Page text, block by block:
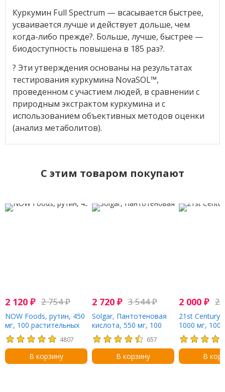
Куркумин Full Spectrum — всасывается быстрее,
усваивается лучше и действует дольше, чем
когда-либо прежде?. Больше, лучше, быстрее —
биодоступность повышена в 185 раз?.
? Эти утверждения основаны на результатах
тестирования куркумина NovaSOL™,
проведенном с участием людей, в сравнении с
природным экстрактом куркумина и с
использованием объективных методов оценки
(анализ метаболитов).
C этим товаром покупают
2 120 ₽ 2 754₽
NOW Foods, рутин, 450
мг, 100 растительных
капсул
4807
В корзину
2 720 ₽ 3 544₽
Solgar, Пантотеновая
кислота, 550 мг, 100
растительных капсул
657
В корзину
2 000 ₽ 2
21st Century,
1000 мг, 100
В